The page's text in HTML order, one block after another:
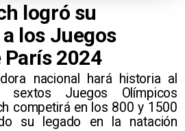
logró su
los Juegos
2024
nacional hará historia al
Juegos Olímpicos
competirá en los 800 y 1500
su legado en la natación